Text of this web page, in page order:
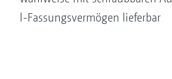
l-Fassungsvermögen lieferbar